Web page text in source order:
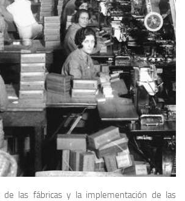
de las fábricas y la implementación de las